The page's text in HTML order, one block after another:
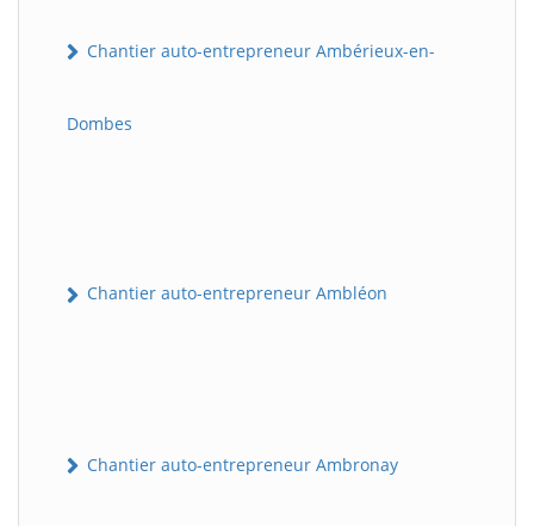
Chantier auto-entrepreneur Ambérieux-en-
Dombes
Chantier auto-entrepreneur Ambléon
Chantier auto-entrepreneur Ambronay